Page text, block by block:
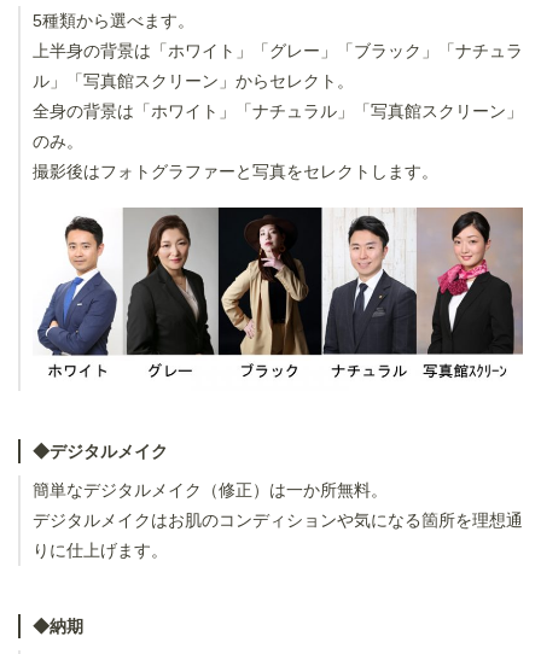
5種類から選べます。
上半身の背景は「ホワイト」「グレー」「ブラック」「ナチュラ
ル」「写真館スクリーン」からセレクト。
全身の背景は「ホワイト」「ナチュラル」「写真館スクリーン」
のみ。
撮影後はフォトグラファーと写真をセレクトします。
◆デジタルメイク
簡単なデジタルメイク（修正）は一か所無料。
デジタルメイクはお肌のコンディションや気になる箇所を理想通
りに仕上げます。
◆納期